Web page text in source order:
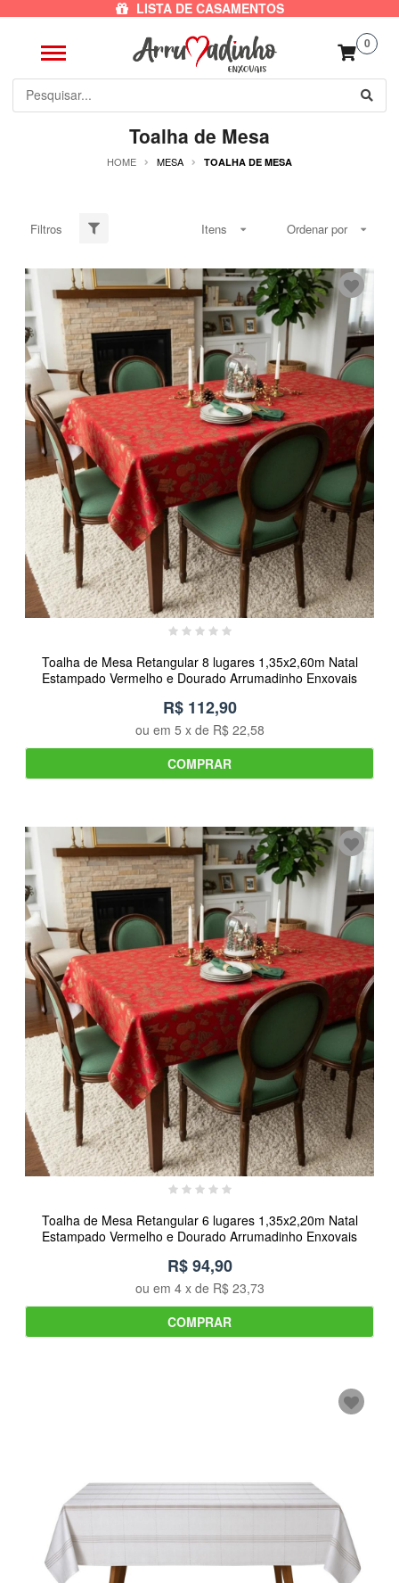
LISTA DE CASAMENTOS
0
Toalha de Mesa
HOME MESA TOALHA DE MESA
Filtros Itens Ordenar por
Toalha de Mesa Retangular 8 lugares 1,35x2,60m Natal
Estampado Vermelho e Dourado Arrumadinho Enxovais
R$ 112,90
ou em 5 x de R$ 22,58
COMPRAR
Toalha de Mesa Retangular 6 lugares 1,35x2,20m Natal
Estampado Vermelho e Dourado Arrumadinho Enxovais
R$ 94,90
ou em 4x de R$ 23,73
COMPRAR